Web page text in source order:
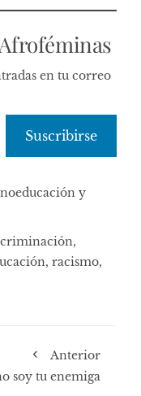
en tu correo
Suscribirse
y
,
, racismo,
Anterior
soy tu enemiga